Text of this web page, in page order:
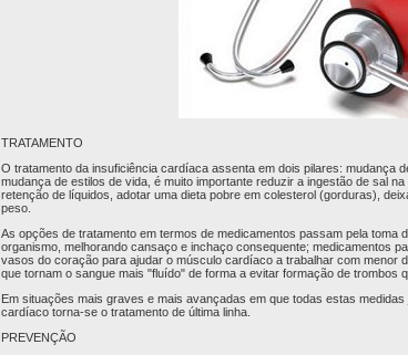
TRATAMENTO
O tratamento da insuficiência cardíaca assenta em dois pilares: mudança
mudança de estilos de vida, é muito importante reduzir a ingestão de sal
retenção de líquidos, adotar uma dieta pobre em colesterol (gorduras),
peso.
As opções de tratamento em termos de medicamentos passam pela
organismo, melhorando cansaço e inchaço consequente; medicamentos
vasos do coração para ajudar o músculo cardíaco a trabalhar com menor
que tornam o sangue mais "fluído" de forma a evitar formação de trombos
Em situações mais graves e mais avançadas em que todas estas
cardíaco torna-se o tratamento de última linha.
PREVENÇÃO